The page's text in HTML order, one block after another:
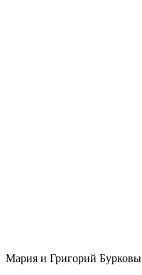
Мария и Григорий Бурковы